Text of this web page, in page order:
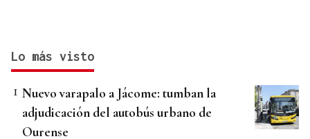
Lo más visto
Nuevo varapalo a Jácome: tumban la
adjudicación del autobús urbano de
Ourense